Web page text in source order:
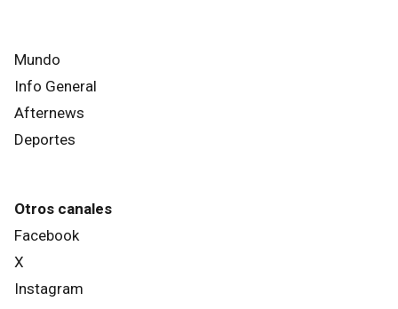
Mundo
Info General
Afternews
Deportes
Otros canales
Facebook
X
Instagram